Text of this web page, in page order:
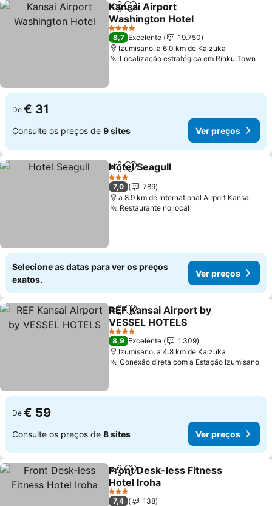
PartilharAdicionar aos favoritos
Kansai Airport
Washington Hotel
Ver preços
4 Estrelas
8,7 Excelente
19.750
Izumisano, a 6.0 km de Kaizuka
Localização estratégica em Rinku Town
De € 31
Consulte os preços de 9 sites Ver preços
PartilharAdicionar aos favoritos
Hotel Seagull
3 Estrelas
7,0
789
a 8.9 km de International Airport Kansai
Restaurante no local
Selecione as datas para ver os preços
exatos.
Ver preços
PartilharAdicionar aos favoritos
REF Kansai Airport by
VESSEL HOTELS
Ver preços
4 Estrelas
8,9 Excelente
1.309
Izumisano, a 4.8 km de Kaizuka
Conexão direta com a Estação Izumisano
De € 59
Consulte os preços de 8 sites Ver preços
PartilharAdicionar aos favoritos
Front Desk-less Fitness
Hotel Iroha
Ver preços
3 Estrelas
7,4
138